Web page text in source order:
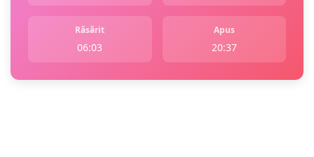
Răsărit
06:03
Apus
20:37